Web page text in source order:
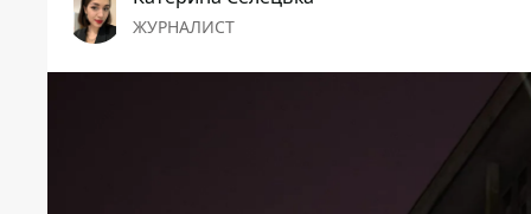
ЖУРНАЛИСТ